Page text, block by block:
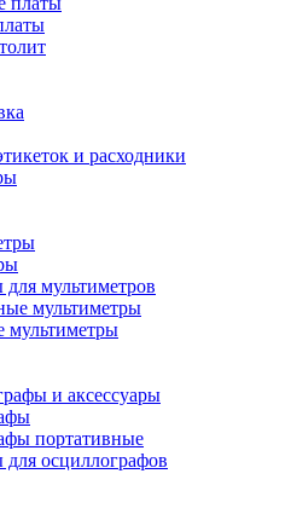
и расходники
для мультиметров
мультиметры
мультиметры
и аксессуары
портативные
для осциллографов